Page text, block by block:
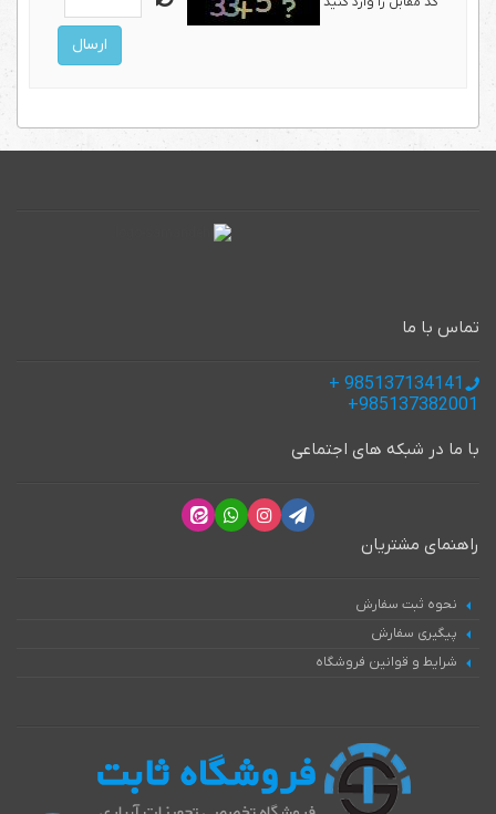
ارسال
تماس با ما
با ما در شبکه های اجتماعی
راهنمای مشتریان
نحوه ثبت سفارش
پیگیری سفارش
شرایط و قوانین فروشگاه